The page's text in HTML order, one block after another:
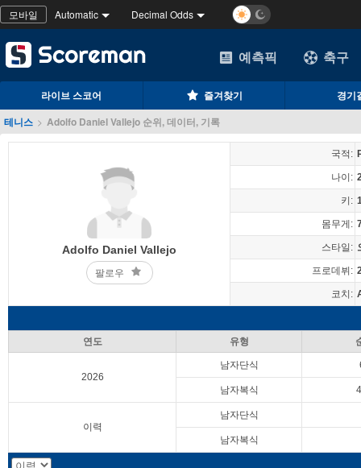
모바일 Automatic Decimal Odds
예측픽 축구
라이브 스코어 즐겨찾기
경기
테니스 > Adolfo Daniel Vallejo 순위, 데이터, 기록
Adolfo Daniel Vallejo
팔로우
국적:
나이:
키:
몸무게:
스타일:
프로데뷔:
코치:
연도 유형
2026
남자단식
남자복식
이력
남자단식
남자복식